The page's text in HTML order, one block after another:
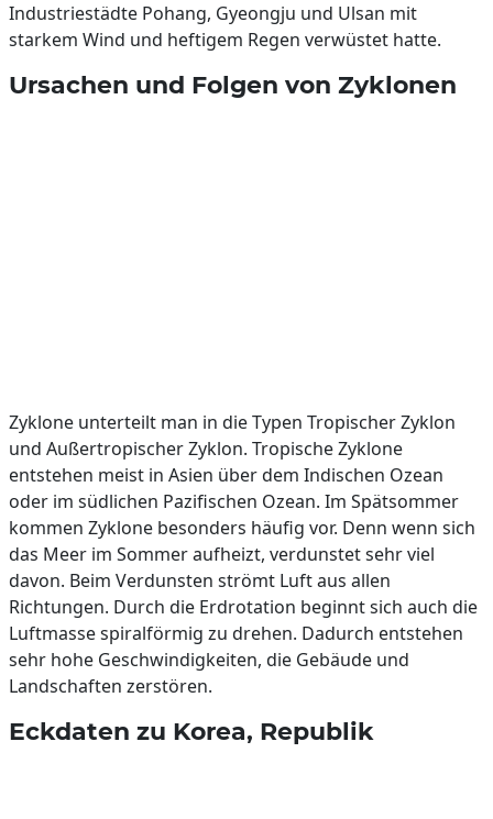
Industriestädte Pohang, Gyeongju und Ulsan mit
starkem Wind und heftigem Regen verwüstet hatte.
Ursachen und Folgen von Zyklonen
Zyklone unterteilt man in die Typen Tropischer Zyklon
und Außertropischer Zyklon. Tropische Zyklone
entstehen meist in Asien über dem Indischen Ozean
oder im südlichen Pazifischen Ozean. Im Spätsommer
kommen Zyklone besonders häufig vor. Denn wenn sich
das Meer im Sommer aufheizt, verdunstet sehr viel
davon. Beim Verdunsten strömt Luft aus allen
Richtungen. Durch die Erdrotation beginnt sich auch die
Luftmasse spiralförmig zu drehen. Dadurch entstehen
sehr hohe Geschwindigkeiten, die Gebäude und
Landschaften zerstören.
Eckdaten zu Korea, Republik